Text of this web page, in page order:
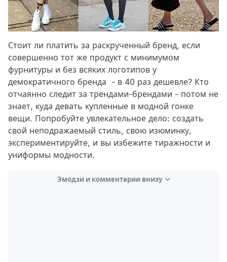
Стоит ли платить за раскрученный бренд, если
совершенно тот же продукт с минимумом
фурнитуры и без всяких логотипов у
демократичного бренда - в 40 раз дешевле? Кто
отчаянно следит за трендами-брендами - потом не
знает, куда девать купленные в модной гонке
вещи. Попробуйте увлекательное дело: создать
свой неподражаемый стиль, свою изюминку,
экспериментируйте, и вы избежите тиражности и
униформы модности.
Эмодзи и комментарии внизу